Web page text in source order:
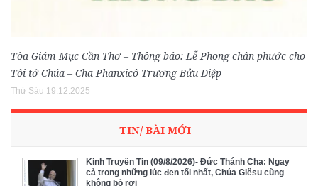
Tòa Giám Mục Cần Thơ – Thông báo: Lễ Phong chân phước cho
Tôi tớ Chúa – Cha Phanxicô Trương Bửu Diệp
Thứ Sáu 19.12.2025
TIN/ BÀI MỚI
Kinh Truyền Tin (09/8/2026)- Đức Thánh Cha: Ngay
cả trong những lúc đen tối nhất, Chúa Giêsu cũng
không bỏ rơi